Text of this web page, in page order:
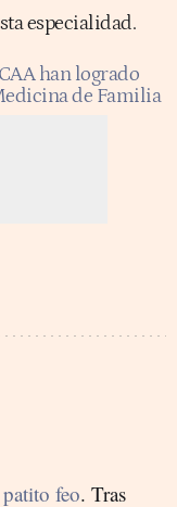
especialidad.
han logrado
de Familia
feo. Tras